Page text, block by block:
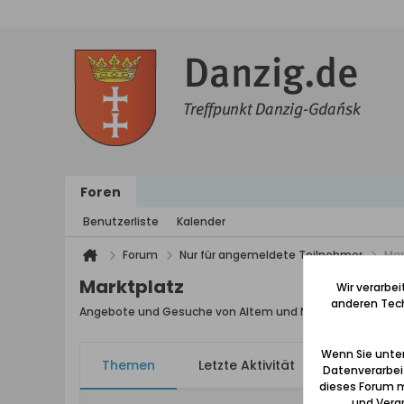
Foren
Benutzerliste Kalender
Forum Nur für angemeldete Teilnehmer
Marktplatz
Angebote und Gesuche von Altem und Neuem mit einem
Themen Letzte Aktivität Meine
Wir
anderen
Wenn Sie
dieses Forum